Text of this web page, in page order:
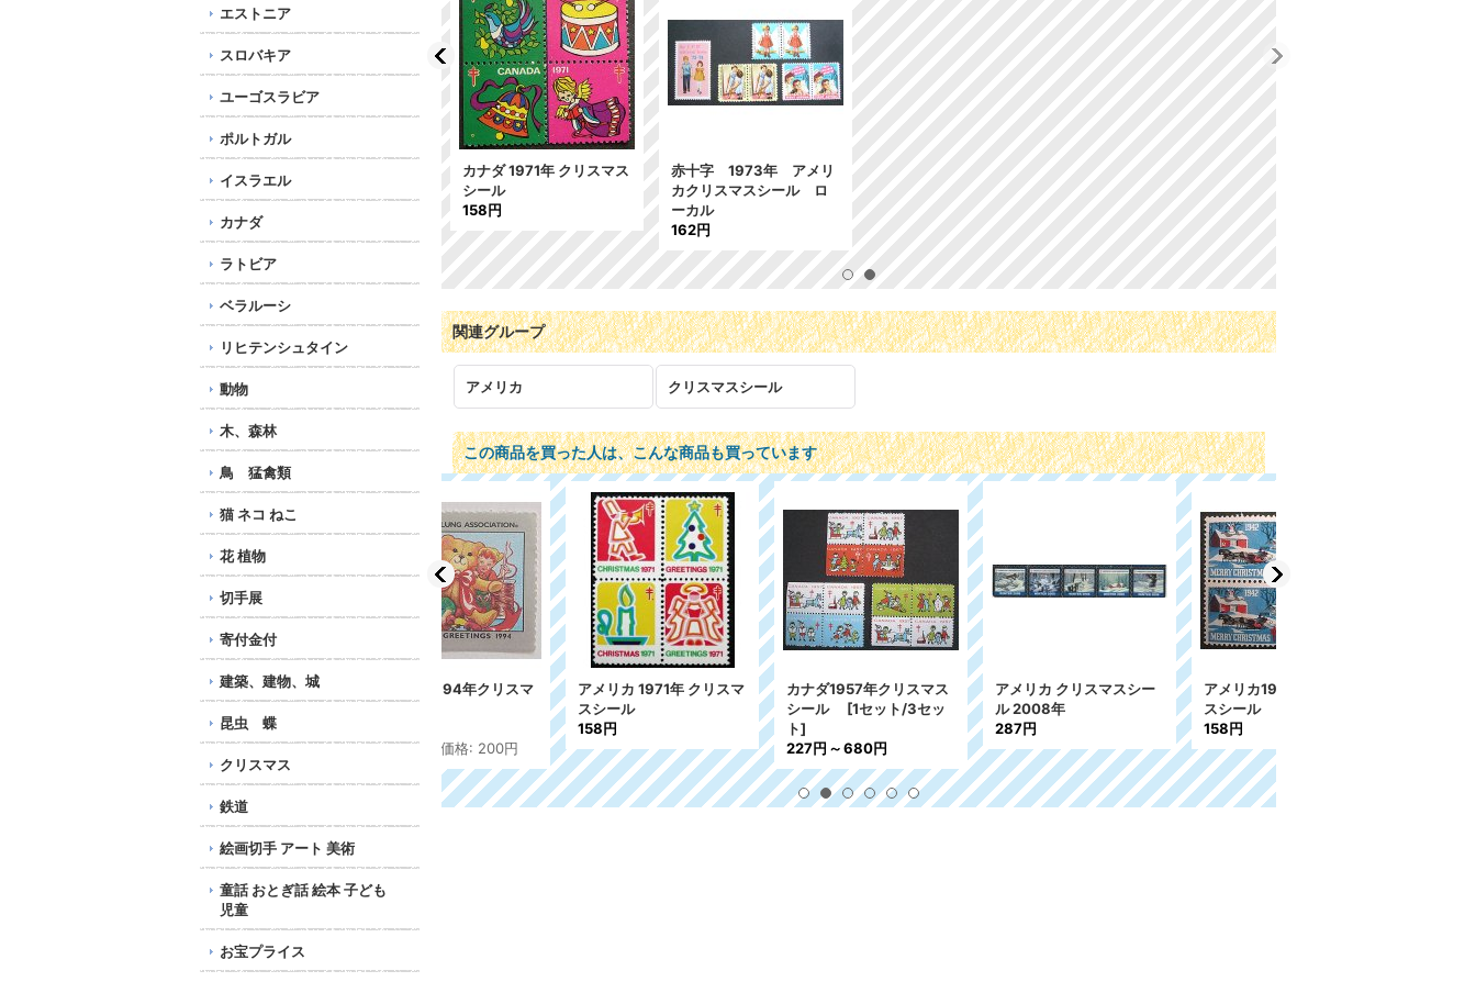
エストニア
スロバキア
ユーゴスラビア
ポルトガル
イスラエル
カナダ
ラトビア
ベラルーシ
リヒテンシュタイン
動物
木、森林
鳥 猛禽類
猫 ネコ ねこ
花 植物
切手展
寄付金付
建築、建物、城
昆虫 蝶
クリスマス
鉄道
絵画切手 アート 美術
童話 おとぎ話 絵本 子ども
児童
お宝プライス
スシール キラキラ
カナダ 1971年 クリスマス
シール
158円
赤十字 1973年 アメリ
カクリスマスシール ロ
ーカル
162円
関連グループ
アメリカ クリスマスシール
この商品を買った人は、こんな商品も買っています
アメリカ1994年クリスマ
113円
カタログ評価格: 200円
アメリカ 1971年 クリスマ
カナダ1957年クリスマス
1セット/3セッ
227円 ～680円
アメリカ クリスマスシー
ル 2008年
アメリカ1942年クリスマ